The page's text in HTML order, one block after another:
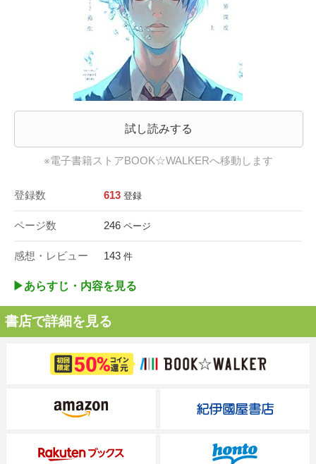
試し読みする
※電子書籍ストアBOOK☆WALKERへ移動します
登録数 613 登録
ページ数 246 ページ
感想・レビュー 143 件
▶︎あらすじ・内容を見る
書店で詳細を見る